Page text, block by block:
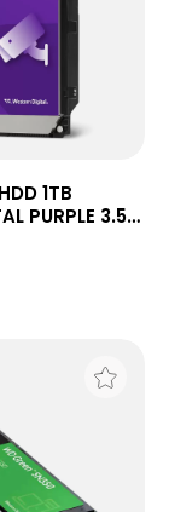
1TB
PURPLE 3.5